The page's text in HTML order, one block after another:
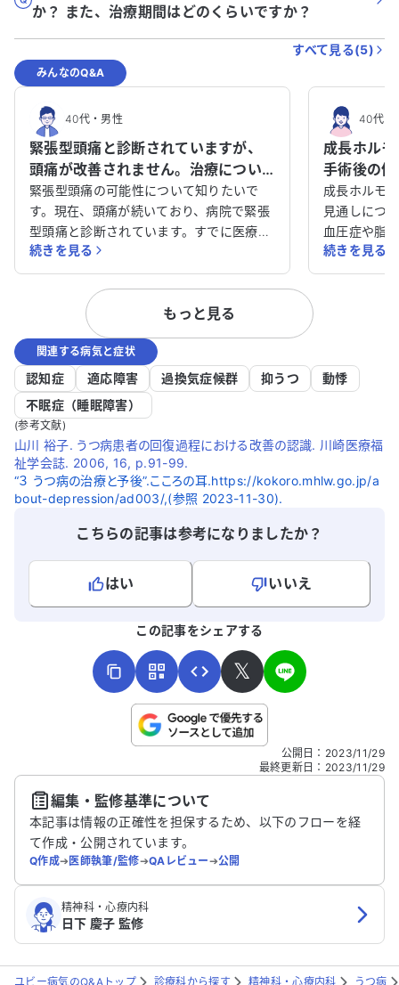
か？ また、治療期間はどのくらいですか？
すべて見る(5)
みんなのQ&A
40代・男性
緊張型頭痛と診断されていますが、
頭痛が改善されません。治療につい
て相談させてください。
緊張型頭痛の可能性について知りたいで
す。現在、頭痛が続いており、病院で緊張
型頭痛と診断されています。すでに医療機
関を受診しており、治療を受けています。
アレルギー性疾患やアトピー性皮膚炎、う
つ病の治療も行っています。 1年以上ペイ
ンクリニックに通っていますが、頭痛は改
善されていません。担当医は漢方薬に詳し
く、親身に話を聞いてくれるため、病院を
変えたくありません。緊張型頭痛の可能性
を再確認したいのですが、どのように対処
すれば良いかアドバイスをいただけると助
かります。
続きを見る
40代・
成長ホル
手術後の
てくださ
成長ホルモ
見通しにつ
血圧症や脂
ています。
モン（GH）
り、日常生
に、ACTH
す。重症に
受けられな
についてア
続きを見る
もっと見る
関連する病気と症状
認知症 適応障害 過換気症候群 抑うつ
動悸
不眠症（睡眠障害）
(参考文献)
山川 裕子. うつ病患者の回復過程における改善の認識. 川崎医療福
祉学会誌. 2006, 16, p.91-99.
“３ うつ病の治療と予後”.こころの耳.https://kokoro.mhlw.go.jp/a
bout-depression/ad003/,(参照 2023-11-30).
こちらの記事は参考になりましたか？
はい
いいえ
こちらは送信専用のフォームです。氏名やご自身の病気の詳細な
送信する
この記事をシェアする
𝕏
公開日 ： 2023/11/29
最終更新日 ： 2023/11/29
編集・監修基準について
本記事は情報の正確性を担保するため、以下のフローを経
て作成・公開されています。
Q作成➔医師執筆/監修➔QAレビュー➔公開
精神科・心療内科
日下 慶子 監修
ユビー病気のQ&Aトップ 診療科から探す 精神科・心療内科 うつ病